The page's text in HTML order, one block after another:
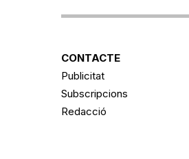
CONTACTE
Publicitat
Subscripcions
Redacció